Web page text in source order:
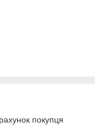
покупця